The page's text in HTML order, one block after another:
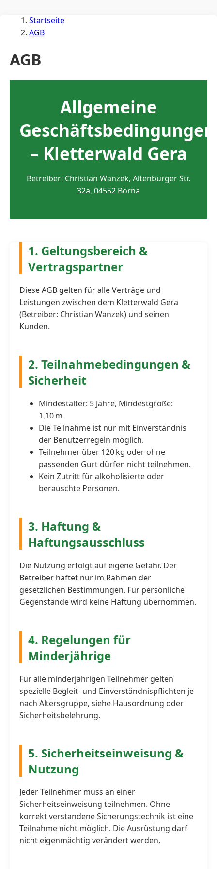
Startseite
AGB
AGB
Allgemeine
Geschäftsbedingungen
– Kletterwald Gera
Betreiber: Christian Wanzek, Altenburger Str.
32a, 04552 Borna
1. Geltungsbereich &
Vertragspartner
Diese AGB gelten für alle Verträge und
Leistungen zwischen dem Kletterwald Gera
(Betreiber: Christian Wanzek) und seinen
Kunden.
2. Teilnahmebedingungen &
Sicherheit
Mindestalter: 5 Jahre, Mindestgröße:
1,10 m.
Die Teilnahme ist nur mit Einverständnis
der Benutzerregeln möglich.
Teilnehmer über 120 kg oder ohne
passenden Gurt dürfen nicht teilnehmen.
Kein Zutritt für alkoholisierte oder
berauschte Personen.
3. Haftung &
Haftungsausschluss
Die Nutzung erfolgt auf eigene Gefahr. Der
Betreiber haftet nur im Rahmen der
gesetzlichen Bestimmungen. Für persönliche
Gegenstände wird keine Haftung übernommen.
4. Regelungen für
Minderjährige
Für alle minderjährigen Teilnehmer gelten
spezielle Begleit- und Einverständnispflichten je
nach Altersgruppe, siehe Hausordnung oder
Sicherheitsbelehrung.
5. Sicherheitseinweisung &
Nutzung
Jeder Teilnehmer muss an einer
Sicherheitseinweisung teilnehmen. Ohne
korrekt verstandene Sicherungstechnik ist eine
Teilnahme nicht möglich. Die Ausrüstung darf
nicht eigenmächtig verändert werden.